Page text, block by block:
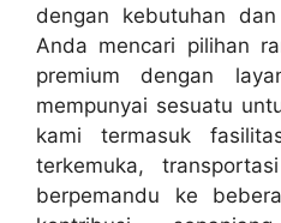
dengan kebutuhan
Anda mencari pilihan
premium dengan
mempunyai sesuatu
kami termasuk
terkemuka,
berpemandu ke